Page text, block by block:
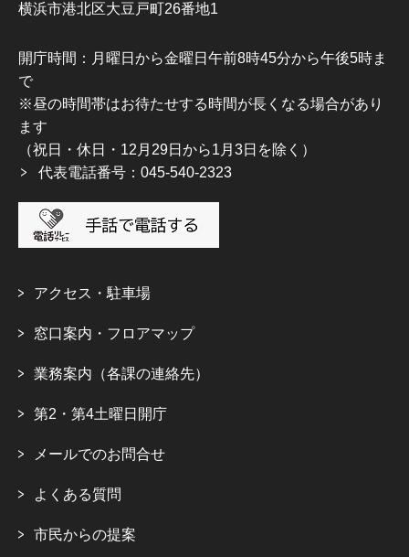
横浜市港北区大豆戸町26番地1
開庁時間：月曜日から金曜日午前8時45分から午後5時ま
で
※昼の時間帯はお待たせする時間が長くなる場合があり
ます
（祝日・休日・12月29日から1月3日を除く）
代表電話番号：045-540-2323
アクセス・駐車場
窓口案内・フロアマップ
業務案内（各課の連絡先）
第2・第4土曜日開庁
メールでのお問合せ
よくある質問
市民からの提案